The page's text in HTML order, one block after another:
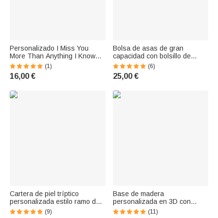
Personalizado I Miss You
More Than Anything I Know
Irregular Shape Acrylic
Ornament Christmas
Rememberance Gift for Family
(1)
16,00 €
Bolsa de asas de gran
capacidad con bolsillo de
malla y cremallera
personalizada con diseño de
lápiz de manzana y crayón
la vuelta al cole para un
(6)
25,00 €
Cartera de piel tríptico
personalizada estilo ramo de
claveles con 1-6 mariposas de
(9)
Base de madera
personalizada en 3D con
forma de corazón de rosa con
(11)